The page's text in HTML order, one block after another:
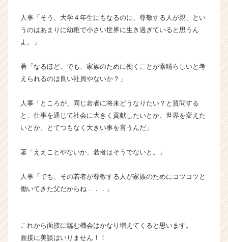
e
e
人事「そう、大学４年生にもなるのに、尊敬する人が親、とい
うのはあまりに幼稚で小さい世界に生き過ぎていると思うん
よ。」
著「なるほど。でも、家族のために働くことが素晴らしいと考
えられるのは良い社員やないか？」
人事「ところが、同じ若者に将来どうなりたい？と質問する
と、仕事を通じて社会に大きく貢献したいとか、世界を変えた
いとか、とてつもなく大きい事を言うんだ」
著「ええことやないか、若者はそうでないと。」
人事「でも、その若者が尊敬する人が家族のためにコツコツと
働いてきた父だからね．．．」
これから面接に臨む機会はかなり増えてくると思います。
面接に美談はいりません！！